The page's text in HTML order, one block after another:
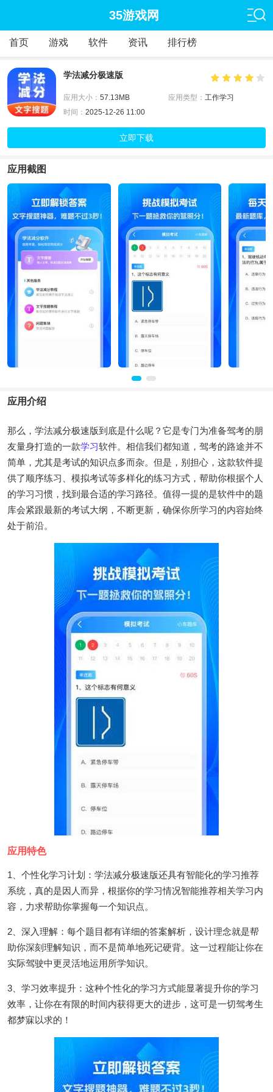
35游戏网
首页 游戏 软件 资讯 排行榜
学法减分极速版
应用大小： 57.13MB 应用类型： 工作学习
时间： 2025-12-26 11:00
立即下载
应用截图
应用介绍
那么，学法减分极速版到底是什么呢？它是专门为准备驾考的朋
友量身打造的一款学习软件。相信我们都知道，驾考的路途并不
简单，尤其是考试的知识点多而杂。但是，别担心，这款软件提
供了顺序练习、模拟考试等多样化的练习方式，帮助你根据个人
的学习习惯，找到最合适的学习路径。值得一提的是软件中的题
库会紧跟最新的考试大纲，不断更新，确保你所学习的内容始终
处于前沿。
应用特色
1、个性化学习计划：学法减分极速版还具有智能化的学习推荐
系统，真的是因人而异，根据你的学习情况智能推荐相关学习内
容，力求帮助你掌握每一个知识点。
2、深入理解：每个题目都有详细的答案解析，设计理念就是帮
助你深刻理解知识，而不是简单地死记硬背。这一过程能让你在
实际驾驶中更灵活地运用所学知识。
3、学习效率提升：这种个性化的学习方式能显著提升你的学习
效率，让你在有限的时间内获得更大的进步，这可是一切驾考生
都梦寐以求的！